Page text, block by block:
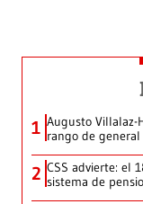
1 Augusto Villalaz-
rango de
2 CSS advierte: el
sistema de